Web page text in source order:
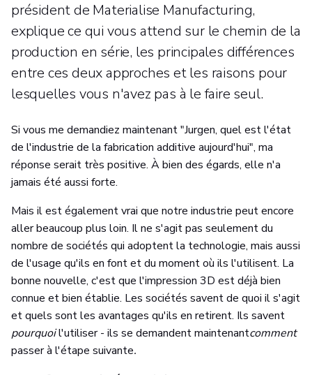
président de Materialise Manufacturing,
explique ce qui vous attend sur le chemin de la
production en série, les principales différences
entre ces deux approches et les raisons pour
lesquelles vous n'avez pas à le faire seul.
Si vous me demandiez maintenant "Jurgen, quel est l'état
de l'industrie de la fabrication additive aujourd'hui", ma
réponse serait très positive. À bien des égards, elle n'a
jamais été aussi forte.
Mais il est également vrai que notre industrie peut encore
aller beaucoup plus loin. Il ne s'agit pas seulement du
nombre de sociétés qui adoptent la technologie, mais aussi
de l'usage qu'ils en font et du moment où ils l'utilisent. La
bonne nouvelle, c'est que l'impression 3D est déjà bien
connue et bien établie. Les sociétés savent de quoi il s'agit
et quels sont les avantages qu'ils en retirent. Ils savent
pourquoil'utiliser - ils se demandent maintenantcomment
passer à l'étape suivante.